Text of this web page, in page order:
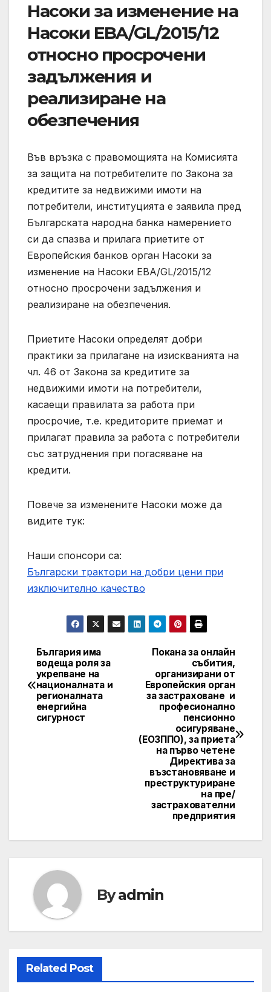
Насоки за изменение на
Насоки EBA/GL/2015/12
относно просрочени
задължения и
реализиране на
обезпечения
Във връзка с правомощията на Комисията
за защита на потребителите по Закона за
кредитите за недвижими имоти на
потребители, институцията е заявила пред
Българската народна банка намерението
си да спазва и прилага приетите от
Европейския банков орган Насоки за
изменение на Насоки EBA/GL/2015/12
относно просрочени задължения и
реализиране на обезпечения.
Приетите Насоки определят добри
практики за прилагане на изискванията на
чл. 46 от Закона за кредитите за
недвижими имоти на потребители,
касаещи правилата за работа при
просрочие, т.е. кредиторите приемат и
прилагат правила за работа с потребители
със затруднения при погасяване на
кредити.
Повече за изменените Насоки може да
видите тук:
Наши спонсори са:
Български трактори на добри цени при
изключително качество
Post
navigation
Покана за онлайн
събития,
организирани от
Европейския орган
за застраховане и
професионално
пенсионно
осигуряване
(ЕОЗППО), за приета
на първо четене
Директива за
възстановяване и
преструктуриране
на пре/
застрахователни
предприятия
България има
водеща роля за
укрепване на
националната и
регионалната
енергийна
сигурност
Byadmin
Related Post